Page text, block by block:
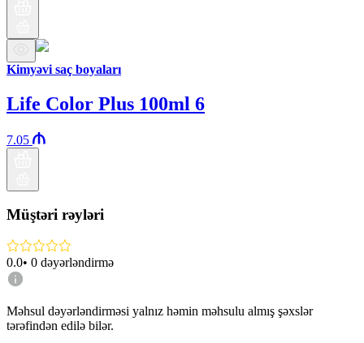
Kimyəvi saç boyaları
Life Color Plus 100ml 6
7.05
Müştəri rəyləri
0.0• 0 dəyərləndirmə
Məhsul dəyərləndirməsi yalnız həmin məhsulu almış şəxslər
tərəfindən edilə bilər.